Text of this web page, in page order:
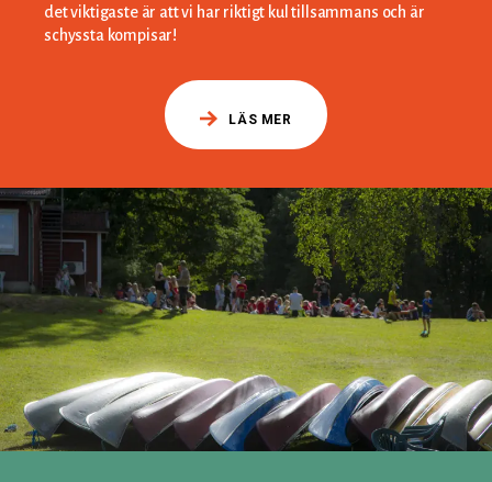
det viktigaste är att vi har riktigt kul tillsammans och är
schyssta kompisar!
LÄS MER